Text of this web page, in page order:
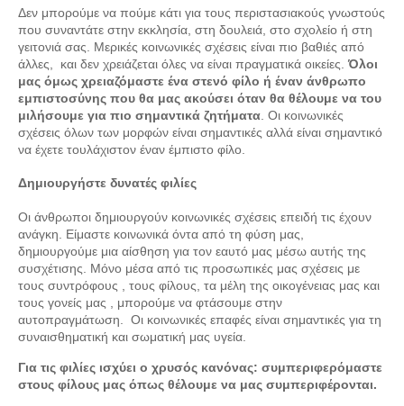
Δεν μπορούμε να πούμε κάτι για τους περιστασιακούς γνωστούς
που συναντάτε στην εκκλησία, στη δουλειά, στο σχολείο ή στη
γειτονιά σας. Μερικές κοινωνικές σχέσεις είναι πιο βαθιές από
άλλες, και δεν χρειάζεται όλες να είναι πραγματικά οικείες. Όλοι
μας όμως χρειαζόμαστε ένα στενό φίλο ή έναν άνθρωπο
εμπιστοσύνης που θα μας ακούσει όταν θα θέλουμε να του
μιλήσουμε για πιο σημαντικά ζητήματα . Οι κοινωνικές
σχέσεις όλων των μορφών είναι σημαντικές αλλά είναι σημαντικό
να έχετε τουλάχιστον έναν έμπιστο φίλο.
Δημιουργήστε δυνατές φιλίες
Οι άνθρωποι δημιουργούν κοινωνικές σχέσεις επειδή τις έχουν
ανάγκη. Είμαστε κοινωνικά όντα από τη φύση μας,
δημιουργούμε μια αίσθηση για τον εαυτό μας μέσω αυτής της
συσχέτισης. Μόνο μέσα από τις προσωπικές μας σχέσεις με
τους συντρόφους , τους φίλους, τα μέλη της οικογένειας μας και
τους γονείς μας , μπορούμε να φτάσουμε στην
αυτοπραγμάτωση. Οι κοινωνικές επαφές είναι σημαντικές για τη
συναισθηματική και σωματική μας υγεία.
Για τις φιλίες ισχύει ο χρυσός κανόνας: συμπεριφερόμαστε
στους φίλους μας όπως θέλουμε να μας συμπεριφέρονται.